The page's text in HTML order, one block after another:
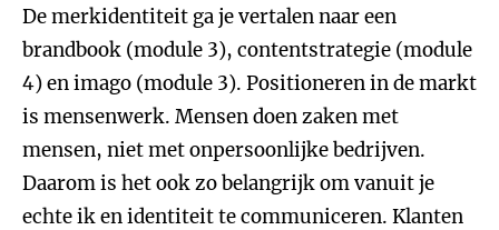
De merkidentiteit ga je vertalen naar een
brandbook (module 3), contentstrategie (module
4) en imago (module 3). Positioneren in de markt
is mensenwerk. Mensen doen zaken met
mensen, niet met onpersoonlijke bedrijven.
Daarom is het ook zo belangrijk om vanuit je
echte ik en identiteit te communiceren. Klanten